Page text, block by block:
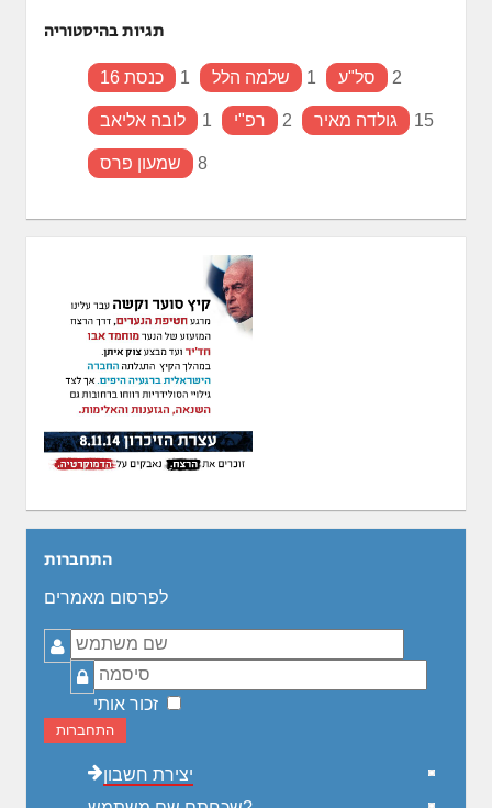
תגיות בהיסטוריה
כנסת 16 1 שלמה הלל 1 סל"ע 2
לובה אליאב 1 רפ"י 2 גולדה מאיר 15
שמעון פרס 8
התחברות
לפרסום מאמרים
שם
משתמש
סיסמה
זכור אותי
התחברות
יצירת חשבון